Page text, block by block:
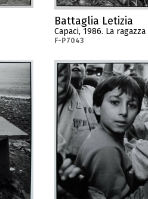
Battaglia Letizia
Capaci, 1986. La
F-P7043